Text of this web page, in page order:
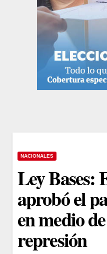
NACIONALES
Ley Bases:
aprobó el
en medio
represión